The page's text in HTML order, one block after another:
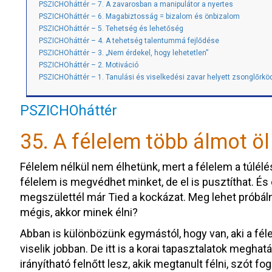
PSZICHOháttér – 7. A zavarosban a manipulátor a nyertes
PSZICHOháttér – 6. Magabiztosság = bizalom és önbizalom
PSZICHOháttér – 5. Tehetség és lehetőség
PSZICHOháttér – 4. A tehetség talentummá fejlődése
PSZICHOháttér – 3. „Nem érdekel, hogy lehetetlen”
PSZICHOháttér – 2. Motiváció
PSZICHOháttér – 1. Tanulási és viselkedési zavar helyett
PSZICHOháttér
35. A félelem több álmot
Félelem nélkül nem élhetünk, mert a félelem a
félelem is megvédhet minket, de el is pusztíthat.
megszülettél már Tied a kockázat. Meg lehet
mégis, akkor minek élni?
Abban is különbözünk egymástól, hogy van, aki a
viselik jobban. De itt is a korai tapasztalatok
irányítható felnőtt lesz, akik megtanult félni, szót